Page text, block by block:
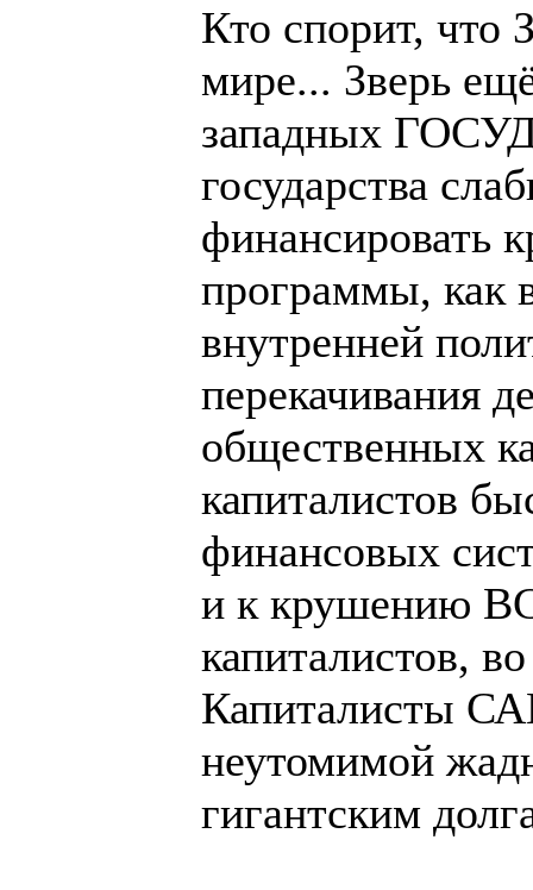
Кто спорит, что
мире... Зверь
западных
государства
финансировать
программы, как
внутренней
перекачивания
общественных
капиталистов
финансовых
и к крушению
капиталистов,
Капиталисты
неутомимой
гигантским